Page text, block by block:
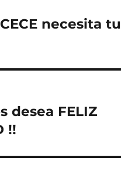
necesita tu
desea FELIZ
!!